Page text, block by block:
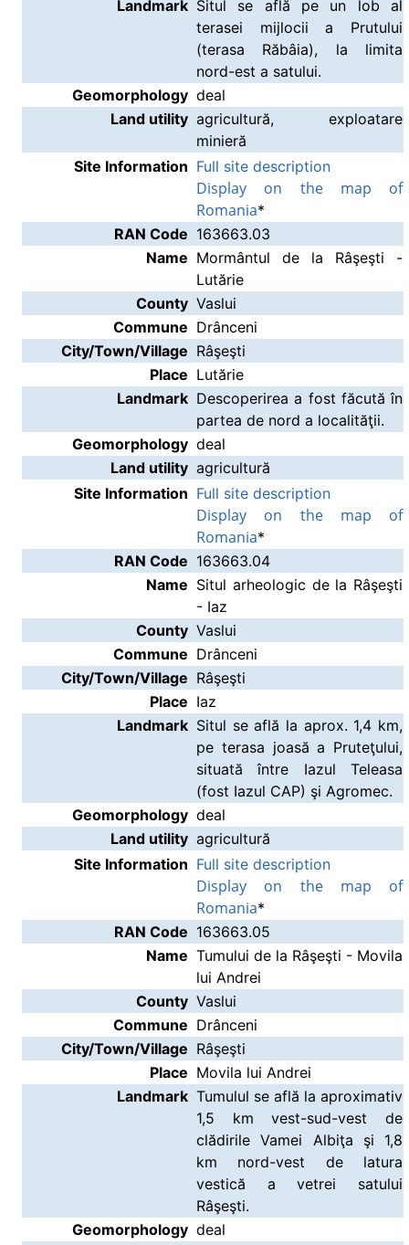
Landmark Situl se află pe un lob al
terasei mijlocii a Prutului
(terasa Răbâia), la limita
nord-est a satului.
Geomorphology deal
Land utility agricultură, exploatare
minieră
Site Information Full site description
Display on the map of
Romania*
RAN Code 163663.03
Name Mormântul de la Râşeşti -
Lutărie
County Vaslui
Commune Drânceni
City/Town/Village Râşeşti
Place Lutărie
Landmark Descoperirea a fost făcută în
partea de nord a localităţii.
Geomorphology deal
Land utility agricultură
Site Information Full site description
Display on the map of
Romania*
RAN Code 163663.04
Name Situl arheologic de la Râşeşti
- Iaz
County Vaslui
Commune Drânceni
City/Town/Village Râşeşti
Place Iaz
Landmark Situl se află la aprox. 1,4 km,
pe terasa joasă a Pruteţului,
situată între Iazul Teleasa
(fost Iazul CAP) şi Agromec.
Geomorphology deal
Land utility agricultură
Site Information Full site description
Display on the map of
Romania*
RAN Code 163663.05
Name Tumului de la Râşeşti - Movila
lui Andrei
County Vaslui
Commune Drânceni
City/Town/Village Râşeşti
Place Movila lui Andrei
Landmark Tumulul se află la aproximativ
1,5 km vest-sud-vest de
clădirile Vamei Albiţa şi 1,8
km nord-vest de latura
vestică a vetrei satului
Râşeşti.
Geomorphology deal